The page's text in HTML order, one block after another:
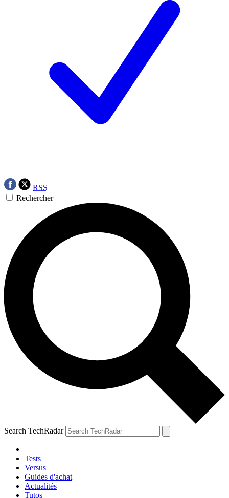
RSS
Rechercher
Search TechRadar
Tests
Versus
Guides d'achat
Actualités
Tutos